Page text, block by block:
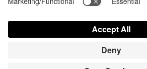
Contact us today